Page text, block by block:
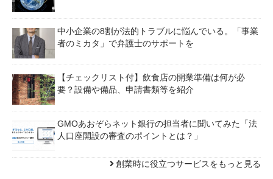
中小企業の8割が法的トラブルに悩んでいる。「事業
者のミカタ」で弁護士のサポートを
【チェックリスト付】飲食店の開業準備は何が必
要？設備や備品、申請書類等を紹介
GMOあおぞらネット銀行の担当者に聞いてみた「法
人口座開設の審査のポイントとは？」
創業時に役立つサービスをもっと見る